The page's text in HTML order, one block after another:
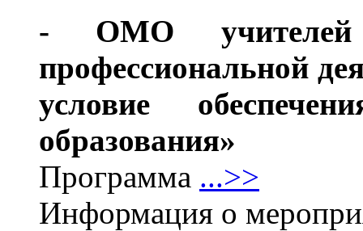
- ОМО учителей
профессиональной
условие
образования»
Программа ...>>
Информация о